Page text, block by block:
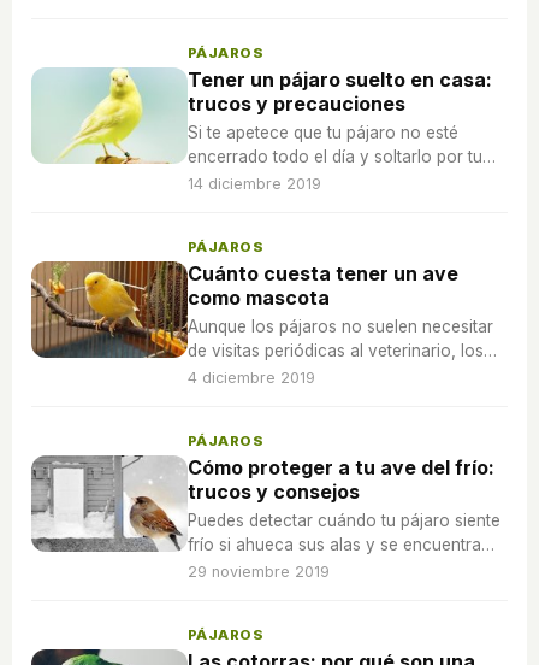
PÁJAROS
Tener un pájaro suelto en casa:
trucos y precauciones
Si te apetece que tu pájaro no esté
encerrado todo el día y soltarlo por tu
casa en algunas ocasiones, estas son
14 diciembre 2019
PÁJAROS
Cuánto cuesta tener un ave
como mascota
Aunque los pájaros no suelen necesitar
de visitas periódicas al veterinario, los
gastos en consultas podrían ser bastante
4 diciembre 2019
PÁJAROS
Cómo proteger a tu ave del frío:
trucos y consejos
Puedes detectar cuándo tu pájaro siente
frío si ahueca sus alas y se encuentra
aletargado para así reducir la actividad
29 noviembre 2019
PÁJAROS